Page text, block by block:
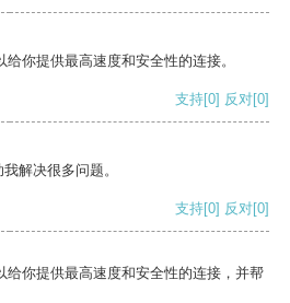
你提供最高速度和安全性的连接。
支持[0] 反对[0]
解决很多问题。
支持[0] 反对[0]
给你提供最高速度和安全性的连接，并帮